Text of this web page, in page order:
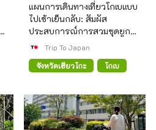
แผนการเดินทางเที่ยวโกเบแบบ
ไปเช้าเย็นกลับ: สัมผัส
ประสบการณ์การสวมชุดยูกา
ตะ (กิโมโนฤดูร้อนแบบดั้งเดิม
และพิพิธภัณฑ์สัตว์น้ำ
Trip To Japan
จังหวัดเฮียวโกะ
โกเบ